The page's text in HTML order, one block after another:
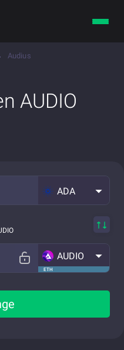
Audius
AUDIO
ADA
ETH
AUDIO